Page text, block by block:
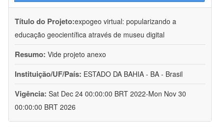
Título do Projeto:expogeo virtual: popularizando a
educação geocientífica através de museu digital
Resumo: Vide projeto anexo
Instituição/UF/País: ESTADO DA BAHIA - BA - Brasil
Vigência: Sat Dec 24 00:00:00 BRT 2022-Mon Nov 30
00:00:00 BRT 2026